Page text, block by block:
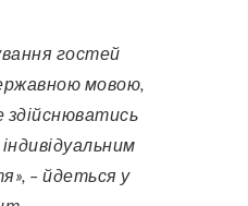
мовою,
– йдеться у